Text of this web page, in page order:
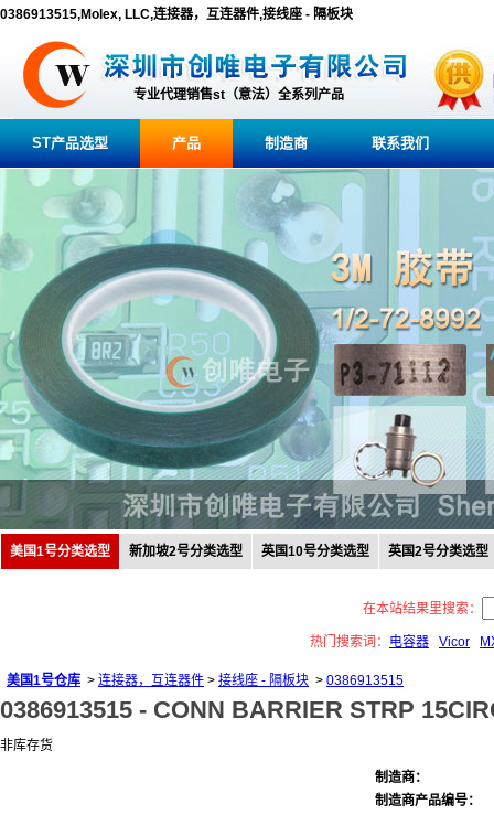
0386913515,Molex, LLC,连接器，互连器件,接线座 - 隔板块
专业代理销售st（意法）全系列产品
ST产品选型 产品 制造商 联系我们
美国1号分类选型 新加坡2号分类选型 英国10号分类选型 英国2号分类选型
在本站结果里搜索：
热门搜索词： 电容器 Vicor
美国1号仓库 > 连接器，互连器件 > 接线座 - 隔板块 > 0386913515
0386913515 - CONN BARRIER STRP
非库存货
制造商：
制造商产品编号：